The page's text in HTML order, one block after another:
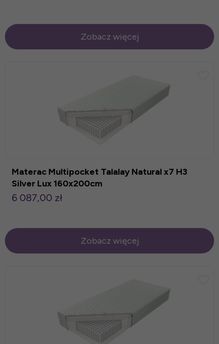
Zobacz więcej
Materac Multipocket Talalay Natural x7 H3
Silver Lux 160x200cm
6 087,00 zł
Zobacz więcej